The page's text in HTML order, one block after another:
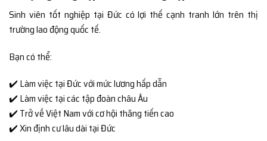
Sinh viên tốt nghiệp tại Đức có lợi thế cạnh tranh lớn trên thị
trường lao động quốc tế.
Bạn có thể:
✔️ Làm việc tại Đức với mức lương hấp dẫn
✔️ Làm việc tại các tập đoàn châu Âu
✔️ Trở về Việt Nam với cơ hội thăng tiến cao
✔️ Xin định cư lâu dài tại Đức